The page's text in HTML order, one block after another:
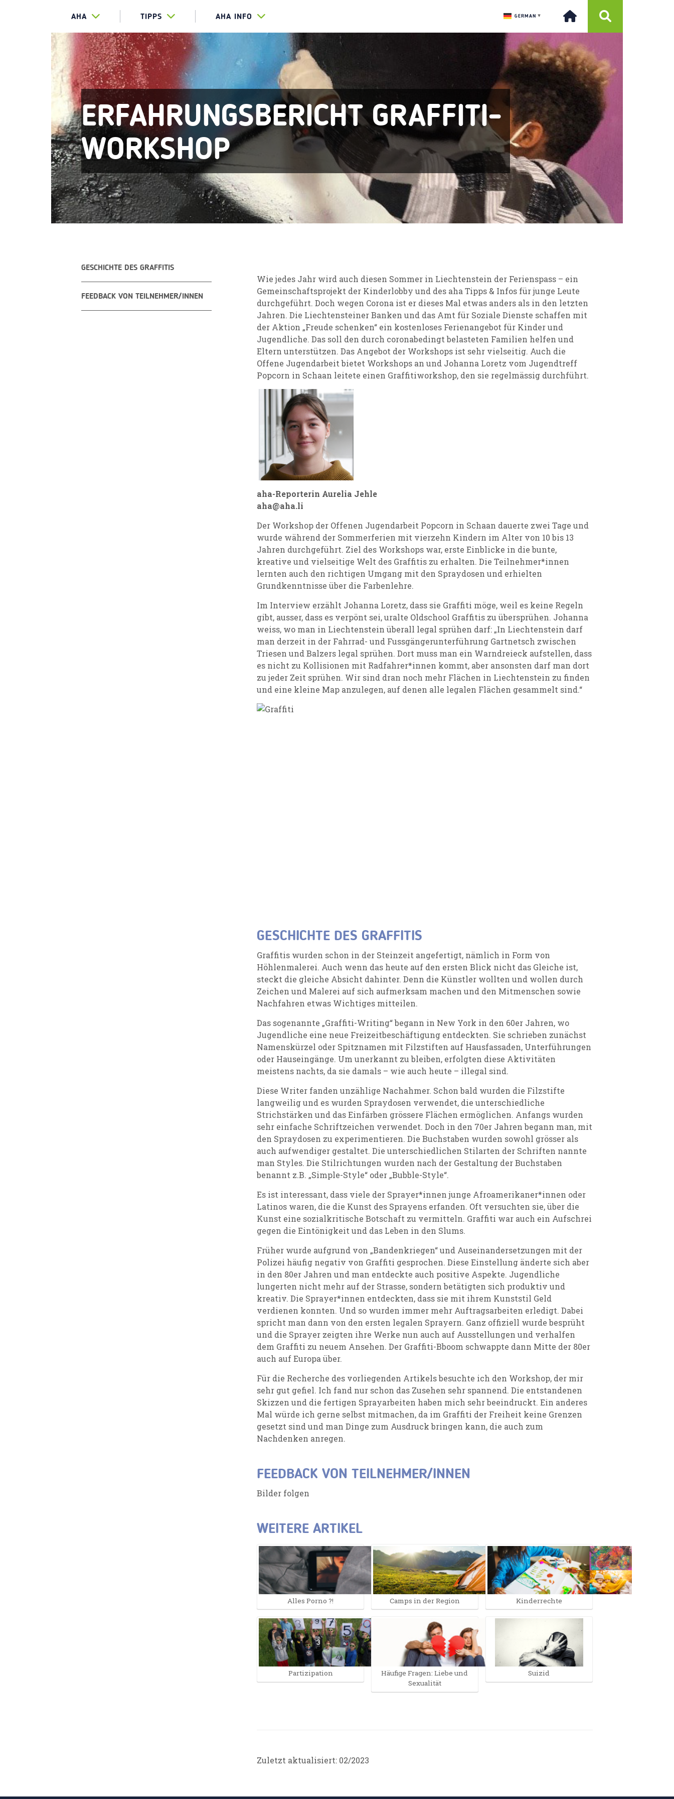
AHA TIPPS AHA INFO GERMAN ▼
ERFAHRUNGSBERICHT GRAFFITI-
WORKSHOP
GESCHICHTE DES GRAFFITIS
FEEDBACK VON TEILNEHMER/INNEN
Wie jedes Jahr wird auch diesen Sommer in Liechtenstein der Ferienspass – ein
Gemeinschaftsprojekt der Kinderlobby und des aha Tipps & Infos für junge Leute
durchgeführt. Doch wegen Corona ist er dieses Mal etwas anders als in den letzten
Jahren. Die Liechtensteiner Banken und das Amt für Soziale Dienste schaffen mit
der Aktion „Freude schenken“ ein kostenloses Ferienangebot für Kinder und
Jugendliche. Das soll den durch coronabedingt belasteten Familien helfen und
Eltern unterstützen. Das Angebot der Workshops ist sehr vielseitig. Auch die
Offene Jugendarbeit bietet Workshops an und Johanna Loretz vom Jugendtreff
Popcorn in Schaan leitete einen Graffitiworkshop, den sie regelmässig durchführt.
aha-Reporterin Aurelia Jehle
aha@aha.li
Der Workshop der Offenen Jugendarbeit Popcorn in Schaan dauerte zwei Tage und
wurde während der Sommerferien mit vierzehn Kindern im Alter von 10 bis 13
Jahren durchgeführt. Ziel des Workshops war, erste Einblicke in die bunte,
kreative und vielseitige Welt des Graffitis zu erhalten. Die Teilnehmer*innen
lernten auch den richtigen Umgang mit den Spraydosen und erhielten
Grundkenntnisse über die Farbenlehre.
Im Interview erzählt Johanna Loretz, dass sie Graffiti möge, weil es keine Regeln
gibt, ausser, dass es verpönt sei, uralte Oldschool Graffitis zu übersprühen. Johanna
weiss, wo man in Liechtenstein überall legal sprühen darf: „In Liechtenstein darf
man derzeit in der Fahrrad- und Fussgängerunterführung Gartnetsch zwischen
Triesen und Balzers legal sprühen. Dort muss man ein Warndreieck aufstellen, dass
es nicht zu Kollisionen mit Radfahrer*innen kommt, aber ansonsten darf man dort
zu jeder Zeit sprühen. Wir sind dran noch mehr Flächen in Liechtenstein zu finden
und eine kleine Map anzulegen, auf denen alle legalen Flächen gesammelt sind.“
GESCHICHTE DES GRAFFITIS
Graffitis wurden schon in der Steinzeit angefertigt, nämlich in Form von
Höhlenmalerei. Auch wenn das heute auf den ersten Blick nicht das Gleiche ist,
steckt die gleiche Absicht dahinter. Denn die Künstler wollten und wollen durch
Zeichen und Malerei auf sich aufmerksam machen und den Mitmenschen sowie
Nachfahren etwas Wichtiges mitteilen.
Das sogenannte „Graffiti-Writing“ begann in New York in den 60er Jahren, wo
Jugendliche eine neue Freizeitbeschäftigung entdeckten. Sie schrieben zunächst
Namenskürzel oder Spitznamen mit Filzstiften auf Hausfassaden, Unterführungen
oder Hauseingänge. Um unerkannt zu bleiben, erfolgten diese Aktivitäten
meistens nachts, da sie damals – wie auch heute – illegal sind.
Diese Writer fanden unzählige Nachahmer. Schon bald wurden die Filzstifte
langweilig und es wurden Spraydosen verwendet, die unterschiedliche
Strichstärken und das Einfärben grössere Flächen ermöglichen. Anfangs wurden
sehr einfache Schriftzeichen verwendet. Doch in den 70er Jahren begann man, mit
den Spraydosen zu experimentieren. Die Buchstaben wurden sowohl grösser als
auch aufwendiger gestaltet. Die unterschiedlichen Stilarten der Schriften nannte
man Styles. Die Stilrichtungen wurden nach der Gestaltung der Buchstaben
benannt z.B. „Simple-Style“ oder „Bubble-Style“.
Es ist interessant, dass viele der Sprayer*innen junge Afroamerikaner*innen oder
Latinos waren, die die Kunst des Sprayens erfanden. Oft versuchten sie, über die
Kunst eine sozialkritische Botschaft zu vermitteln. Graffiti war auch ein Aufschrei
gegen die Eintönigkeit und das Leben in den Slums.
Früher wurde aufgrund von „Bandenkriegen“ und Auseinandersetzungen mit der
Polizei häufig negativ von Graffiti gesprochen. Diese Einstellung änderte sich aber
in den 80er Jahren und man entdeckte auch positive Aspekte. Jugendliche
lungerten nicht mehr auf der Strasse, sondern betätigten sich produktiv und
kreativ. Die Sprayer*innen entdeckten, dass sie mit ihrem Kunststil Geld
verdienen konnten. Und so wurden immer mehr Auftragsarbeiten erledigt. Dabei
spricht man dann von den ersten legalen Sprayern. Ganz offiziell wurde besprüht
und die Sprayer zeigten ihre Werke nun auch auf Ausstellungen und verhalfen
dem Graffiti zu neuem Ansehen. Der Graffiti-Bboom schwappte dann Mitte der 80er
auch auf Europa über.
Für die Recherche des vorliegenden Artikels besuchte ich den Workshop, der mir
sehr gut gefiel. Ich fand nur schon das Zusehen sehr spannend. Die entstandenen
Skizzen und die fertigen Sprayarbeiten haben mich sehr beeindruckt. Ein anderes
Mal würde ich gerne selbst mitmachen, da im Graffiti der Freiheit keine Grenzen
gesetzt sind und man Dinge zum Ausdruck bringen kann, die auch zum
Nachdenken anregen.
FEEDBACK VON TEILNEHMER/INNEN
Bilder folgen
WEITERE ARTIKEL
Alles Porno ?!
Partizipation
Camps in der Region
Häufige Fragen: Liebe und
Sexualität
Kinderrechte
Suizid
Zuletzt aktualisiert: 02/2023